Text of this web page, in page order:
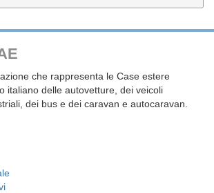
che rappresenta le Case estere
italiano delle autovetture, dei veicoli
dei bus e dei caravan e autocaravan.